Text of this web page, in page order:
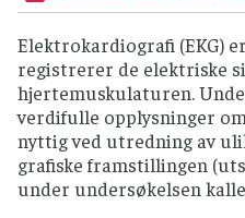
Elektrokardiografi (EKG)
registrerer de elektriske
hjertemuskulaturen.
verdifulle opplysninger
nyttig ved utredning av
grafiske framstillingen
under undersøkelsen